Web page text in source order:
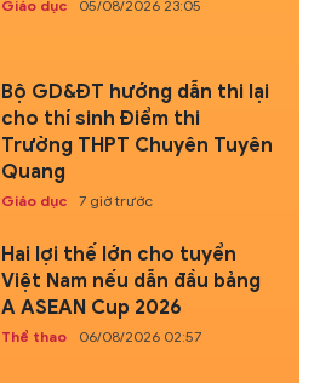
Giáo dục 05/08/2026 23:05
Bộ GD&ĐT hướng dẫn thi lại
cho thí sinh Điểm thi
Trường THPT Chuyên Tuyên
Quang
Giáo dục 7 giờ trước
Hai lợi thế lớn cho tuyển
Việt Nam nếu dẫn đầu bảng
A ASEAN Cup 2026
Thể thao 06/08/2026 02:57